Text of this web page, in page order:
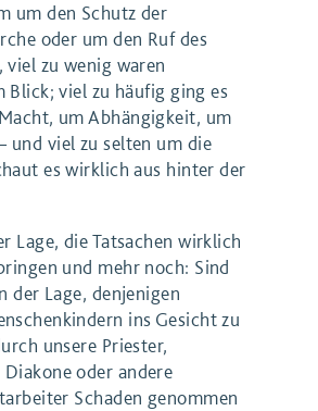
um den Schutz der
oder um den Ruf des
viel zu wenig waren
Blick; viel zu häufig ging es
um Abhängigkeit, um
und viel zu selten um die
es wirklich aus hinter der
Lage, die Tatsachen wirklich
und mehr noch: Sind
der Lage, denjenigen
ins Gesicht zu
unsere Priester,
oder andere
Schaden genommen